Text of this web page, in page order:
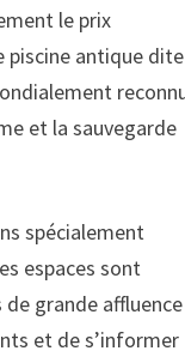
le prix
piscine antique dite
et la sauvegarde
spécialement
espaces sont
de grande affluence
et de s’informer